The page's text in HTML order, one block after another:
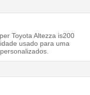
Toyota Altezza is200
usado para uma